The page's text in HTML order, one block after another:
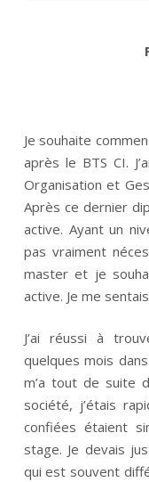
Je souhaite
après le BTS CI.
Organisation et
Après ce dernier
active. Ayant un
pas vraiment
master et je
active. Je me
J’ai réussi à
quelques mois
m’a tout de suite
société, j’étais
confiées étaient
stage. Je devais
qui est souvent